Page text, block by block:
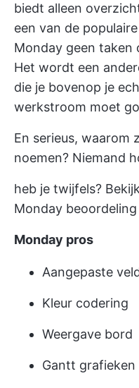
biedt alleen
een van de
Monday geen taken
Het wordt een
die je bovenop je
werkstroom moet
En serieus, waarom
noemen? Niemand
heb je twijfels?
Monday beoordeling
Monday pros
Aangepaste
Kleur codering
Weergave bord
Gantt grafieken